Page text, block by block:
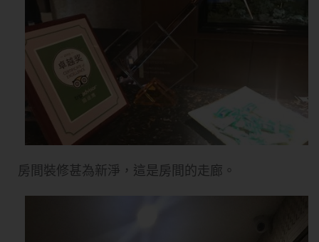
房間裝修甚為新淨，這是房間的走廊。